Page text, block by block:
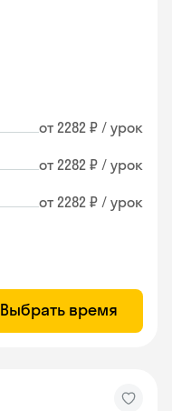
от 2282 ₽ / урок
от 2282 ₽ / урок
от 2282 ₽ / урок
Выбрать время